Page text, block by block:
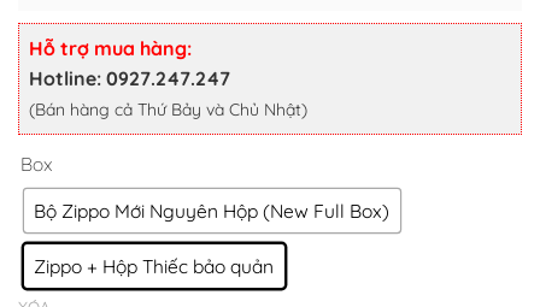
từ
700,000 ₫
Hỗ trợ mua hàng:
Hotline: 0927.247.247
(Bán hàng cả Thứ Bảy và Chủ Nhật)
XÓA
Bật lửa zippo british bulldog (mã số 91) - chó bulldog anh số
Mua Ngay Sản Phẩm